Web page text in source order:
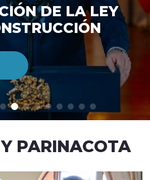
claro
PARINACOTA